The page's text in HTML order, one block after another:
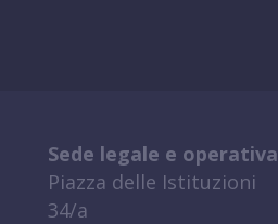
Sede legale e operativa
Piazza delle Istituzioni
34/a